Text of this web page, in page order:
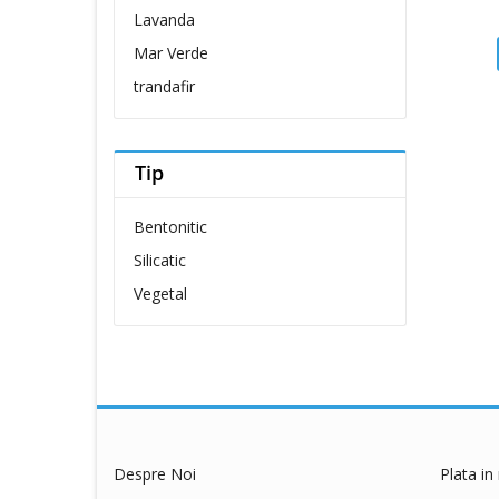
Club 4 Paws
COA
Coachies
Cunipic
Dingo
Dog Chow
Dog Concept
dry sense
Eheim
Lavanda
Mar Verde
trandafir
Tip
Bentonitic
Silicatic
Vegetal
Despre Noi Plata in